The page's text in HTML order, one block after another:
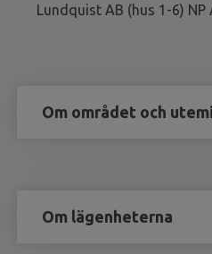
Lundquist AB (hus 1-6)
Om området och
Om lägenheterna